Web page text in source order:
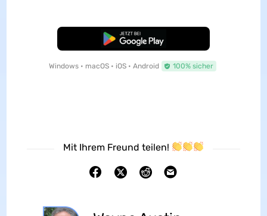
Kostenloser Download
Windows • macOS • iOS • Android 100% sicher
Mit Ihrem Freund teilen!